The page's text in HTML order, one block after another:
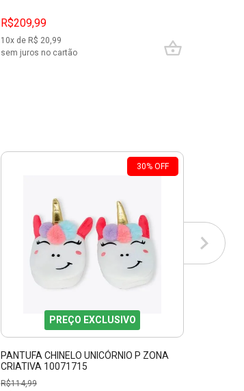
R$209,99
10x de R$ 20,99
sem juros no cartão
30% OFF
PREÇO EXCLUSIVO
PANTUFA CHINELO UNICÓRNIO P ZONA
CRIATIVA 10071715
R$114,99